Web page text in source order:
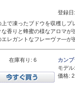
登録
上で凍ったブドウを収穫しプ
な香りと蜂蜜の様なアロマ
エレガントなフレーヴァ―が
在庫有り: 6
カン
モデル:
価格: